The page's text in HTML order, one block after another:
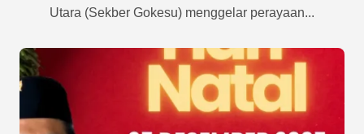
Utara (Sekber Gokesu) menggelar perayaan...